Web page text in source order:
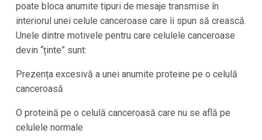
poate bloca anumite tipuri de mesaje transmise în
interiorul unei celule canceroase care îi spun să crească.
Unele dintre motivele pentru care celulele canceroase
devin “ținte” sunt:
Prezența excesivă a unei anumite proteine pe o celulă
canceroasă
O proteină pe o celulă canceroasă care nu se află pe
celulele normale